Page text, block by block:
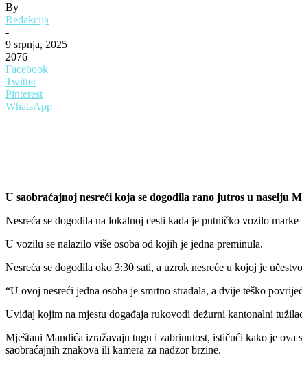
By
Redakcija
-
9 srpnja, 2025
2076
Facebook
Twitter
Pinterest
WhatsApp
U saobraćajnoj nesreći koja se dogodila rano jutros u naselju
Nesreća se dogodila na lokalnoj cesti kada je putničko vozilo
U vozilu se nalazilo više osoba od kojih je jedna preminula.
Nesreća se dogodila oko 3:30 sati, a uzrok nesreće u kojoj je
“U ovoj nesreći jedna osoba je smrtno stradala, a dvije teško
Uviđaj kojim na mjestu događaja rukovodi dežurni kantonalni
Mještani Mandića izražavaju tugu i zabrinutost, ističući kako je
saobraćajnih znakova ili kamera za nadzor brzine.